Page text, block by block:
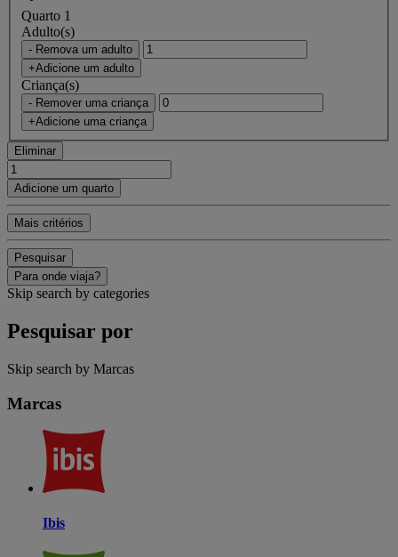
Quarto 1
Adulto(s)
- Remova um adulto
+Adicione um adulto
Criança(s)
- Remover uma criança
+Adicione uma criança
Eliminar
Adicione um quarto
Mais critérios
Pesquisar
Para onde viaja?
Skip search by categories
Pesquisar por
Skip search by Marcas
Marcas
Ibis